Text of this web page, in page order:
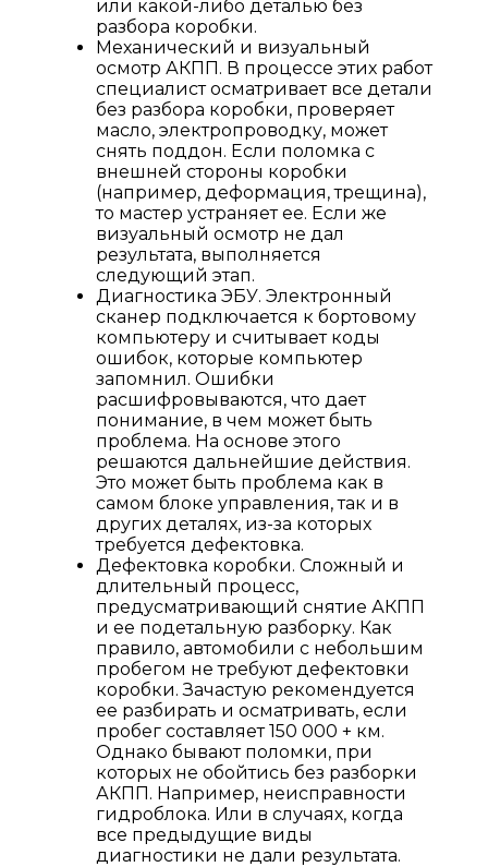
или какой-либо деталью без
разбора коробки.
Механический и визуальный
осмотр АКПП. В процессе этих работ
специалист осматривает все детали
без разбора коробки, проверяет
масло, электропроводку, может
снять поддон. Если поломка с
внешней стороны коробки
(например, деформация, трещина),
то мастер устраняет ее. Если же
визуальный осмотр не дал
результата, выполняется
следующий этап.
Диагностика ЭБУ. Электронный
сканер подключается к бортовому
компьютеру и считывает коды
ошибок, которые компьютер
запомнил. Ошибки
расшифровываются, что дает
понимание, в чем может быть
проблема. На основе этого
решаются дальнейшие действия.
Это может быть проблема как в
самом блоке управления, так и в
других деталях, из-за которых
требуется дефектовка.
Дефектовка коробки. Сложный и
длительный процесс,
предусматривающий снятие АКПП
и ее подетальную разборку. Как
правило, автомобили с небольшим
пробегом не требуют дефектовки
коробки. Зачастую рекомендуется
ее разбирать и осматривать, если
пробег составляет 150 000 + км.
Однако бывают поломки, при
которых не обойтись без разборки
АКПП. Например, неисправности
гидроблока. Или в случаях, когда
все предыдущие виды
диагностики не дали результата.